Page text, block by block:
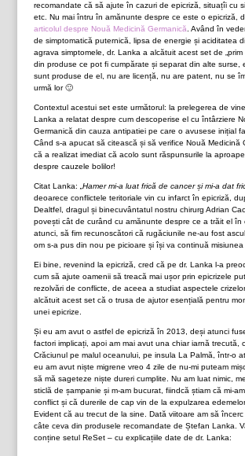
recomandate că să ajute în cazuri de epicriză, situațîi cu
etc. Nu mai întru în amănunte despre ce este o epicriză,
articolul despre Nouă Medicină Germanică . Având în
de simptomatică puternică, lipsa de energie și aciditatea
agrava simptomele, dr. Lanka a alcătuit acest set de „prim
din produse ce pot fi cumpărate și separat din alte surse,
sunt produse de el, nu are licență, nu are patent, nu se
urmă lor 🙂
Contextul acestui set este următorul: la prelegerea de
Lanka a relatat despre cum descoperise el cu întârziere
Germanică din cauza antipatiei pe care o avusese inițial
Când s-a apucat să citească și să verifice Nouă Medicină
că a realizat imediat că acolo sunt răspunsurile la
despre cauzele bolilor!
Citat Lanka: „Hamer mi-a luat frică de cancer și mi-a dat
deoarece conflictele teritoriale vin cu infarct în epicriză,
Dealtfel, dragul și binecuvântatul nostru chirurg Adrian
povești cât de curând cu amănunte despre ce a trăit el în
atunci, să fim recunoscători că rugăciunile ne-au fost
om s-a pus din nou pe picioare și își va continuă misiunea
Ei bine, revenind la epicriză, cred că pe dr. Lanka l-a
cum să ajute oamenii să treacă mai ușor prin epicrizele
rezolvări de conflicte, de aceea a studiat aspectele
alcătuit acest set că o trusa de ajutor esențială pentru
unei epicrize.
Și eu am avut o astfel de epicriză în 2013, deși atunci
factori implicați, apoi am mai avut una chiar iarnă trecută,
Crăciunul pe malul oceanului, pe insula La Palmă, într-o
eu am avut niște migrene vreo 4 zile de nu-mi puteam
să mă sageteze niște dureri cumplite. Nu am luat nimic,
sticlă de șampanie și m-am bucurat, fiindcă știam că mi-
conflict și că durerile de cap vin de la expulzarea
Evident că au trecut de la sine. Dată viitoare am să
câte ceva din produsele recomandate de Ștefan Lanka.
conține setul ReSet – cu explicațiile date de dr. Lanka: